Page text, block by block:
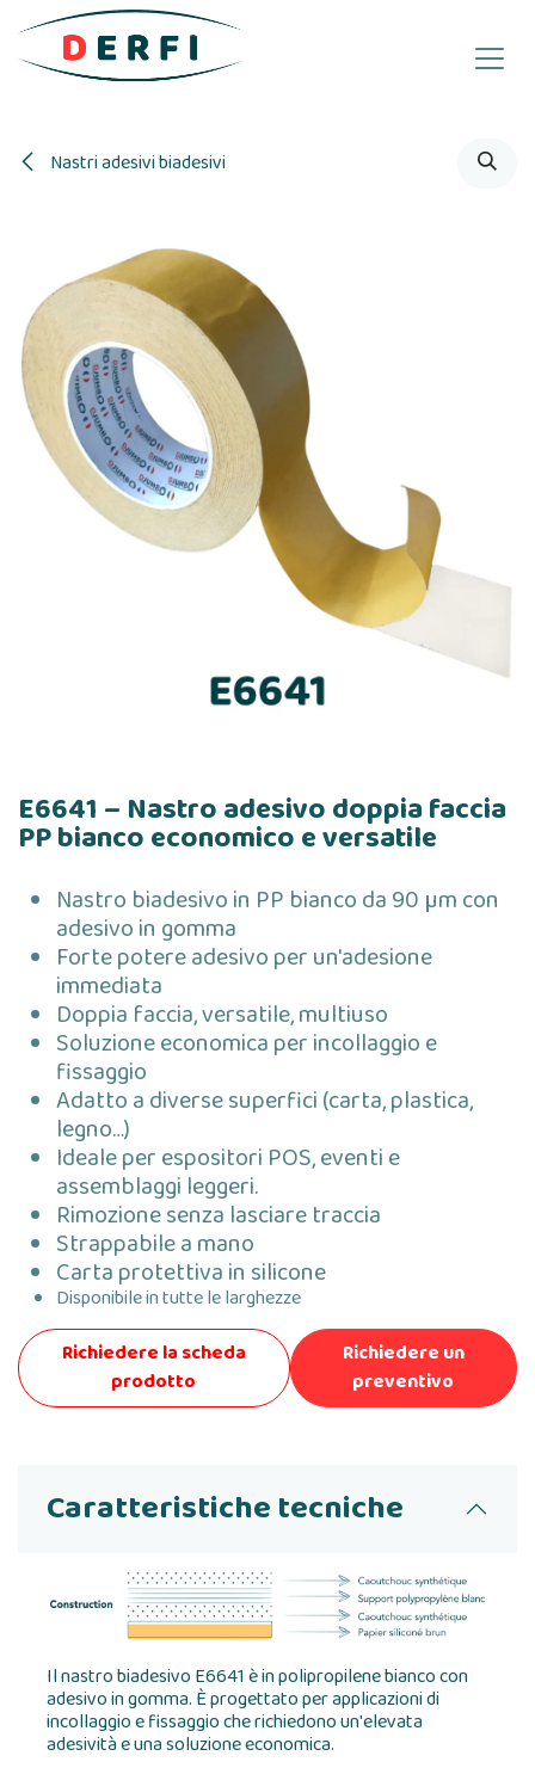
Passa al contenuto
Nastri adesivi biadesivi
E6641 – Nastro adesivo doppia faccia
PP bianco economico e versatile
Nastro biadesivo in PP bianco da 90 µm con
adesivo in gomma
Forte potere adesivo per un'adesione
immediata
Doppia faccia, versatile, multiuso
Soluzione economica per incollaggio e
fissaggio
Adatto a diverse superfici (carta, plastica,
legno…)
Ideale per espositori POS, eventi e
assemblaggi leggeri.
Rimozione senza lasciare traccia
Strappabile a mano
Carta protettiva in silicone
Disponibile in tutte le larghezze
Richiedere la scheda
prodotto
Richiedere un
preventivo
Caratteristiche tecniche
Il nastro biadesivo E6641 è in polipropilene bianco con
adesivo in gomma. È progettato per applicazioni di
incollaggio e fissaggio che richiedono un'elevata
adesività e una soluzione economica.